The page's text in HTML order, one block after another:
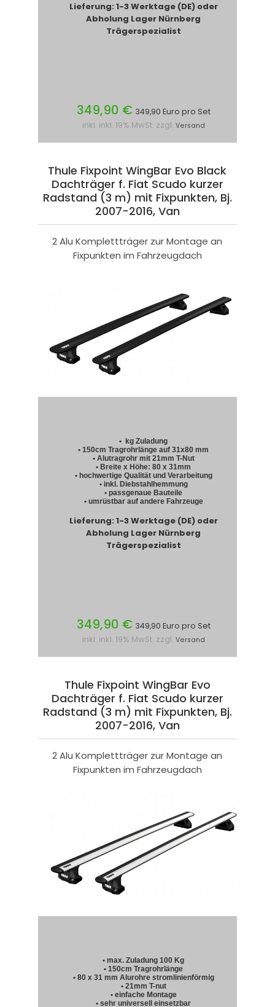
Lieferung: 1-3 Werktage (DE) oder
Abholung Lager Nürnberg
Trägerspezialist
349,90 € 349,90 Euro pro Set
inkl. inkl. 19% MwSt. zzgl. Versand
Thule Fixpoint WingBar Evo Black
Dachträger f. Fiat Scudo kurzer
Radstand (3 m) mit Fixpunkten, Bj.
2007-2016, Van
2 Alu Komplettträger zur Montage an
Fixpunkten im Fahrzeugdach
• kg Zuladung
• 150cm Tragrohrlänge auf 31x80 mm
• Alutragrohr mit 21mm T-Nut
• Breite x Höhe: 80 x 31mm
• hochwertige Qualität und Verarbeitung
• inkl. Diebstahlhemmung
• passgenaue Bauteile
• umrüstbar auf andere Fahrzeuge
Lieferung: 1-3 Werktage (DE) oder
Abholung Lager Nürnberg
Trägerspezialist
349,90 € 349,90 Euro pro Set
inkl. inkl. 19% MwSt. zzgl. Versand
Thule Fixpoint WingBar Evo
Dachträger f. Fiat Scudo kurzer
Radstand (3 m) mit Fixpunkten, Bj.
2007-2016, Van
2 Alu Komplettträger zur Montage an
Fixpunkten im Fahrzeugdach
• max. Zuladung 100 Kg
• 150cm Tragrohrlänge
• 80 x 31 mm Alurohre stromlinienförmig
• 21mm T-nut
• einfache Montage
• sehr universell einsetzbar